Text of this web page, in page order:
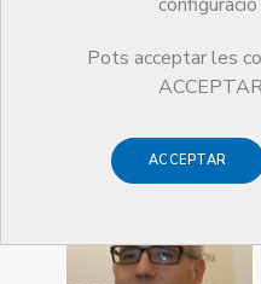
Pots acceptar les
ACCEPTAR
Guardonat